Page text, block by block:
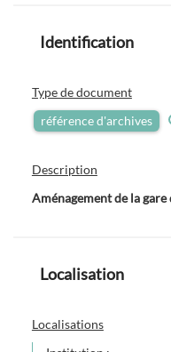
Identification
Type de document
référence d'archives
Description
Aménagement de la
Localisation
Localisations